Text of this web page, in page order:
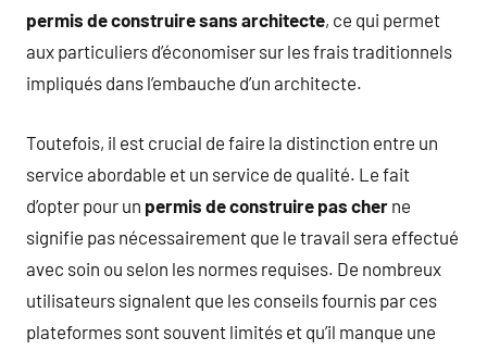
permis de construire sans architecte, ce qui permet
aux particuliers d’économiser sur les frais traditionnels
impliqués dans l’embauche d’un architecte.
Toutefois, il est crucial de faire la distinction entre un
service abordable et un service de qualité. Le fait
d’opter pour un permis de construire pas cher ne
signifie pas nécessairement que le travail sera effectué
avec soin ou selon les normes requises. De nombreux
utilisateurs signalent que les conseils fournis par ces
plateformes sont souvent limités et qu’il manque une